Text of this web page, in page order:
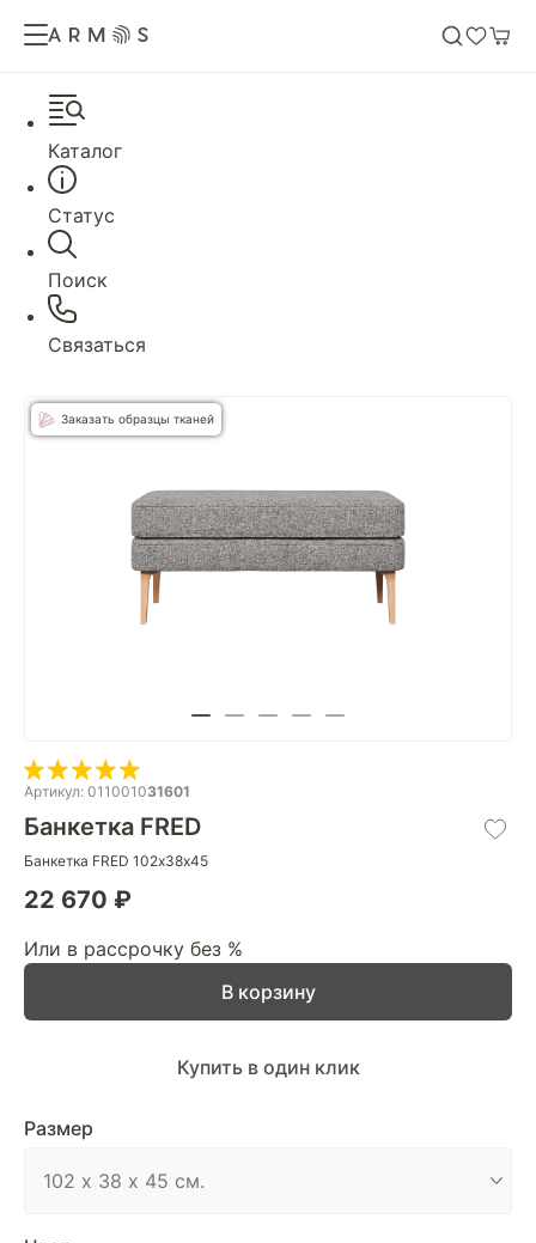
Каталог
Статус
Поиск
Связаться
Заказать образцы тканей
Артикул: 011001031601
Банкетка FRED
Банкетка FRED 102х38х45
22 670 ₽
Или в рассрочку без %
Размер
В корзину
Купить в один клик